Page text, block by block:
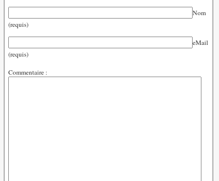
Nom
(requis)
eMail
(requis)
Commentaire :